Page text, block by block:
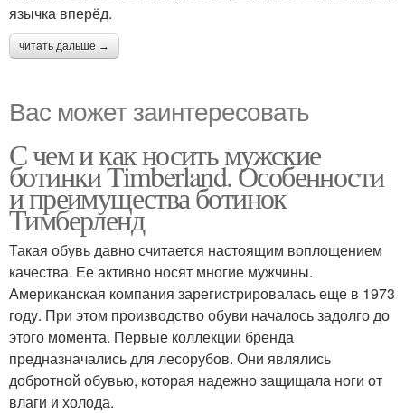
язычка вперёд.
читать дальше →
Вас может заинтересовать
С чем и как носить мужские
ботинки Timberland. Особенности
и преимущества ботинок
Тимберленд
Такая обувь давно считается настоящим воплощением
качества. Ее активно носят многие мужчины.
Американская компания зарегистрировалась еще в 1973
году. При этом производство обуви началось задолго до
этого момента. Первые коллекции бренда
предназначались для лесорубов. Они являлись
добротной обувью, которая надежно защищала ноги от
влаги и холода.